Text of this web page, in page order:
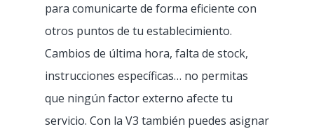
para comunicarte de forma eficiente con
otros puntos de tu establecimiento.
Cambios de última hora, falta de stock,
instrucciones específicas… no permitas
que ningún factor externo afecte tu
servicio. Con la V3 también puedes asignar